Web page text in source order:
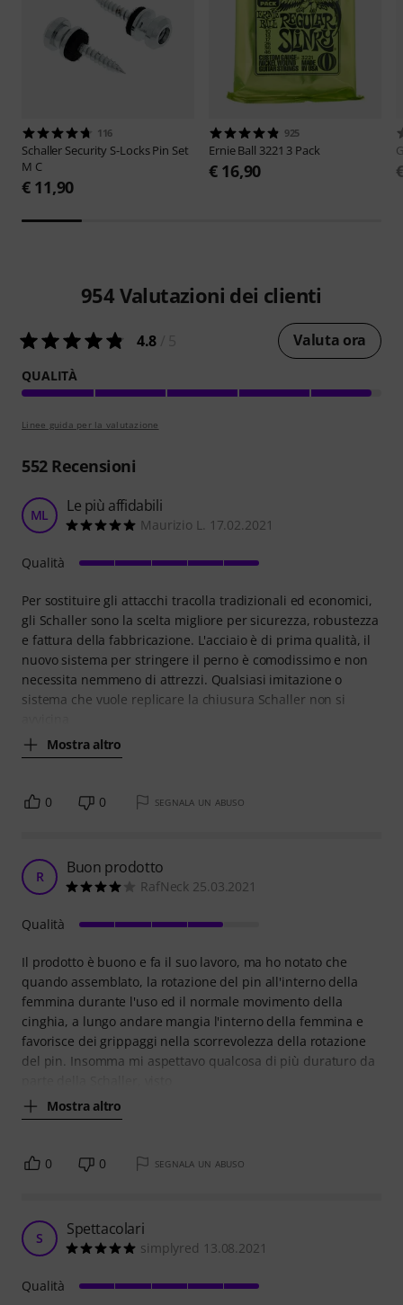
116
Schaller Security S-Locks Pin Set
M C
€ 11,90
925
Ernie Ball 3221 3 Pack
€ 16,90
954 Valutazioni dei clienti
4.8 Valuta ora
QUALITÀ
Linee guida per la valutazione
552Recensioni
ML Le più affidabili
Maurizio L. 17.02.2021
Per sostituire gli attacchi tracolla tradizionali ed economici,
gli Schaller sono la scelta migliore per sicurezza, robustezza
e fattura della fabbricazione. L'acciaio è di prima qualità, il
nuovo sistema per stringere il perno è comodissimo e non
necessita nemmeno di attrezzi. Qualsiasi imitazione o
sistema che vuole replicare la chiusura Schaller non si
Mostra altro
Qualità
0 0 SEGNALA UN ABUSO
R Buon prodotto
RafNeck 25.03.2021
Il prodotto è buono e fa il suo lavoro, ma ho notato che
quando assemblato, la rotazione del pin all'interno della
femmina durante l'uso ed il normale movimento della
cinghia, a lungo andare mangia l'interno della femmina e
favorisce dei grippaggi nella scorrevolezza della rotazione
del pin. Insomma mi aspettavo qualcosa di più duraturo da
Mostra altro
Qualità
0 0 SEGNALA UN ABUSO
S Spettacolari
simplyred 13.08.2021
Qualità